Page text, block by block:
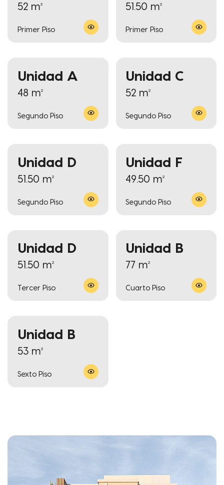
52 m²
Primer Piso
51.50 m²
Primer Piso
Unidad A
48 m²
Segundo Piso
Unidad C
52 m²
Segundo Piso
Unidad D
51.50 m²
Segundo Piso
Unidad F
49.50 m²
Segundo Piso
Unidad D
51.50 m²
Tercer Piso
Unidad B
77 m²
Cuarto Piso
Unidad B
53 m²
Sexto Piso